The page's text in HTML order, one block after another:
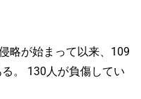
略が始まって以来、109
。 130人が負傷してい